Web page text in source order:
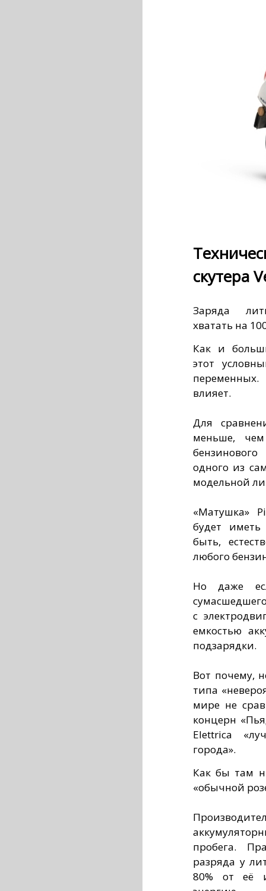
скутера
Заряда
хватать на
Как и
этот
влияет.
Для
меньше,
одного из
модельной
«Матушка»
будет иметь
быть,
любого
Но даже
с
емкостью
подзарядки.
Вот почему,
типа
мире не
концерн
Elettrica
города».
Как бы там
«обычной
пробега.
разряда у
80% от её